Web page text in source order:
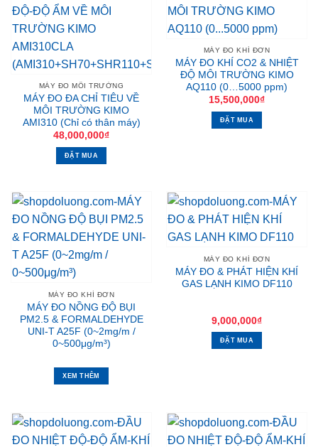
MÁY ĐO MÔI TRƯỜNG
MÁY ĐO ĐA CHỈ TIÊU VỀ
MÔI TRƯỜNG KIMO
AMI310 (Chỉ có thân máy)
48,000,000₫
ĐẶT MUA
MÁY ĐO KHÍ ĐƠN
MÁY ĐO KHÍ CO2 & NHIỆT
ĐỘ MÔI TRƯỜNG KIMO
AQ110 (0…5000 ppm)
15,500,000₫
ĐẶT MUA
MÁY ĐO KHÍ ĐƠN
MÁY ĐO NỒNG ĐỘ BỤI
PM2.5 & FORMALDEHYDE
UNI-T A25F (0~2mg/m /
0~500μg/m³)
XEM THÊM
MÁY ĐO KHÍ ĐƠN
MÁY ĐO & PHÁT HIỆN KHÍ
GAS LẠNH KIMO DF110
9,000,000₫
ĐẶT MUA